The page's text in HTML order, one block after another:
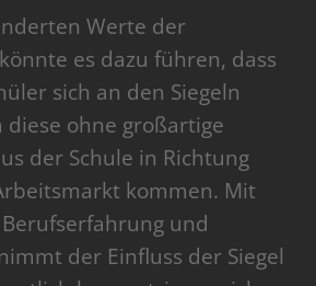
Werte der
es dazu führen, dass
sich an den Siegeln
ohne großartige
der Schule in Richtung
kommen. Mit
und
der Einfluss der Siegel